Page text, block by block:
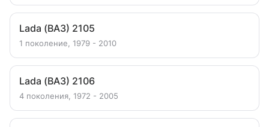
Lada (ВАЗ) 2105
1 поколение, 1979 - 2010
Lada (ВАЗ) 2106
4 поколения, 1972 - 2005